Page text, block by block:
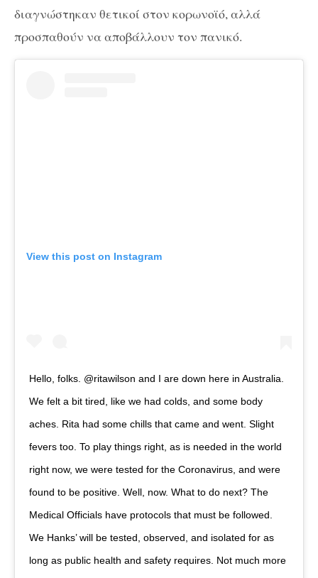
διαγνώστηκαν θετικοί στον κορωνοϊό, αλλά
προσπαθούν να αποβάλλουν τον πανικό.
View this post on Instagram
Hello, folks. @ritawilson and I are down here in Australia.
We felt a bit tired, like we had colds, and some body
aches. Rita had some chills that came and went. Slight
fevers too. To play things right, as is needed in the world
right now, we were tested for the Coronavirus, and were
found to be positive. Well, now. What to do next? The
Medical Officials have protocols that must be followed.
We Hanks’ will be tested, observed, and isolated for as
long as public health and safety requires. Not much more